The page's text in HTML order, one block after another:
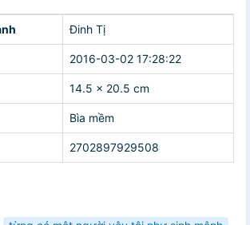
Đinh Tị
2016-03-02 17:28:22
14.5 x 20.5 cm
Bìa mềm
2702897929508